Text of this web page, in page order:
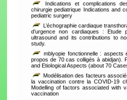
Indications et complications
chirurgie pediatrique Indications and
pediatric surgery
L’échographie cardiaque
d’urgence non cardiaques : Etude
ultrasound and its contributions to
study.
mblyopie fonctionnelle : aspects
propos de 70 cas colligés à abidjan).
and Etiological Aspects (about 70
Modélisation des facteurs
la vaccination contre la COVID-19
Modelling of factors associated with
vaccination